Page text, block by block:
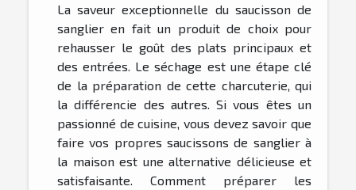
La saveur exceptionnelle du saucisson de
sanglier en fait un produit de choix pour
rehausser le goût des plats principaux et
des entrées. Le séchage est une étape clé
de la préparation de cette charcuterie, qui
la différencie des autres. Si vous êtes un
passionné de cuisine, vous devez savoir que
faire vos propres saucissons de sanglier à
la maison est une alternative délicieuse et
satisfaisante. Comment préparer les